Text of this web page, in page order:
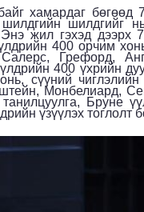
хамардаг бөгөөд
шилдгийг
жил гэхэд дээрх
400 орчим
Грефорд,
400 үхрийн
сүүний
Монбелиард,
Бруне
үзүүлэх тоглолт